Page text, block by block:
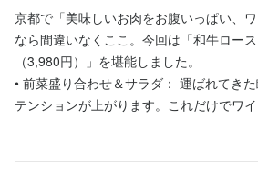
京都で「美味しいお肉をお腹いっぱい、
なら間違いなくここ。今回は「和牛ロー
（3,980円）」を堪能しました。
• 前菜盛り合わせ＆サラダ： 運ばれてき
テンションが上がります。これだけでワ
■□ 14年で4名が独立！夢を叶える高い自由
2026年2月でオープン14周年を迎えました
この秋も、イタリア修行から帰国した元
していよいよ独立します！
次はあなたが「5人目のオーナー」を目指
この秋も、イタリア修行から帰国した元店
していよいよ独立します！
スタッフの個性を尊重する自由な社風な
店作りに直結する面白さがあります。
次はあなたが「5人目のオーナー」を目指
2026年2月でオープン14周年を迎えました
この秋も、イタリア修行から帰国した元店
していよいよ独立します！
スタッフの個性を尊重する自由な社風な
店作りに直結する面白さがあります。
次はあなたが「5人目のオーナー」を目